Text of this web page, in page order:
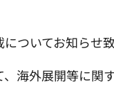
ついてお知らせ致
海外展開等に関